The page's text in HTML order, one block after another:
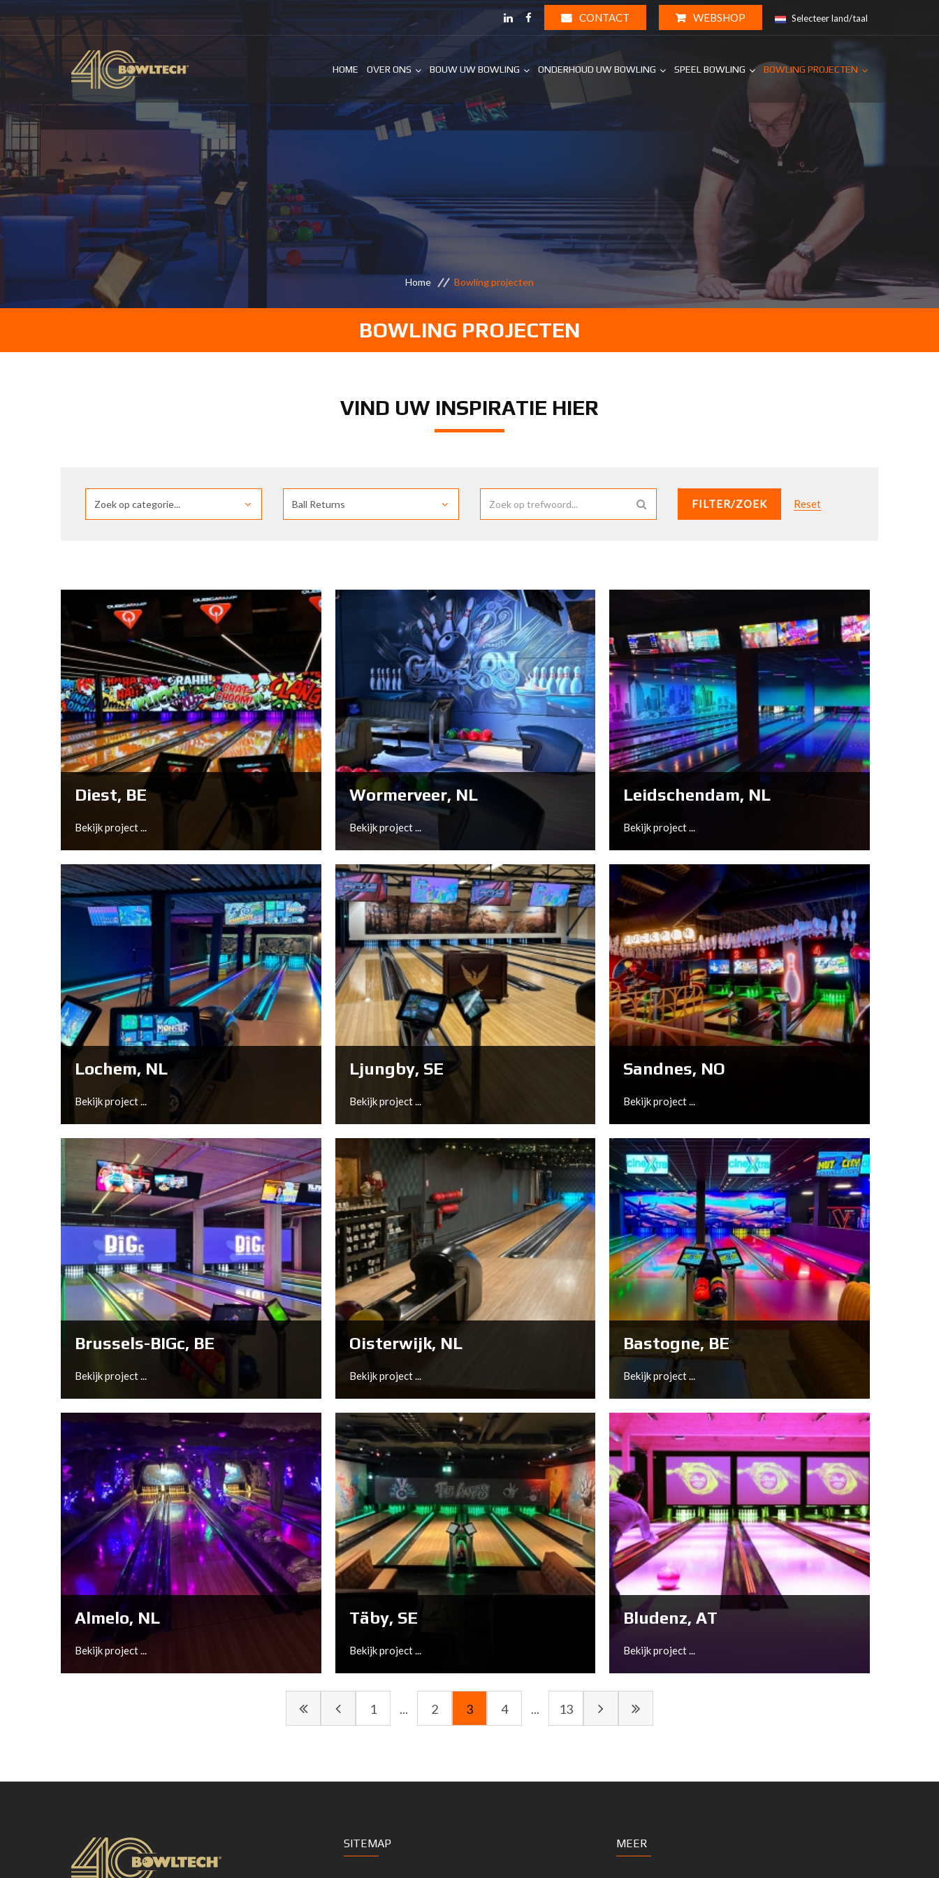
CONTACT WEBSHOP Selecteer land/taal
HOME OVER ONS BOUW UW BOWLING ONDERHOUD UW BOWLING SPEEL BOWLING BOWLING PROJECTEN
Home Bowling projecten
BOWLING PROJECTEN
VIND UW INSPIRATIE HIER
FILTER/ZOEK Reset
Diest, BE
Bekijk project ...
Diest, BE
Bekijk project ...
Wormerveer, NL
Bekijk project ...
Wormerveer, NL
Bekijk project ...
Leidschendam, NL
Bekijk project ...
Leidschendam, NL
Bekijk project ...
Lochem, NL
Bekijk project ...
Lochem, NL
Bekijk project ...
Ljungby, SE
Bekijk project ...
Ljungby, SE
Bekijk project ...
Sandnes, NO
Bekijk project ...
Sandnes, NO
Bekijk project ...
Brussels-BIGc, BE
Bekijk project ...
Brussels-BIGc, BE
Bekijk project ...
Oisterwijk, NL
Bekijk project ...
Oisterwijk, NL
Bekijk project ...
Bastogne, BE
Bekijk project ...
Bastogne, BE
Bekijk project ...
Almelo, NL
Bekijk project ...
Bekijk project ...
Täby, SE
Bekijk project ...
Bekijk project ...
Bludenz, AT
Bekijk project ...
Bekijk project ...
1 ... 2 3 4 ... 13
SITEMAP MEER